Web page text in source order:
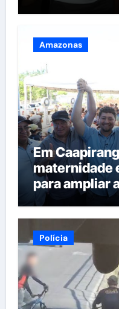
Amazonas
Em
maternidade
para ampliar
interior
Polícia